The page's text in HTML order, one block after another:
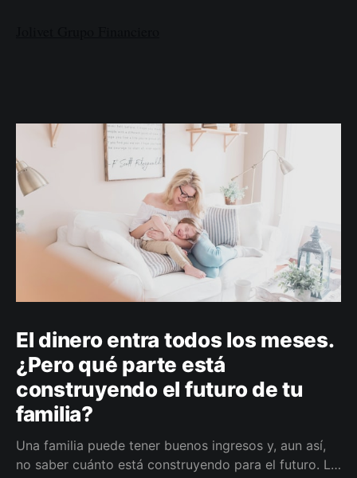
El dinero entra todos los meses.
¿Pero qué parte está
construyendo el futuro de tu
familia?
Una familia puede tener buenos ingresos y, aun así,
no saber cuánto está construyendo para el futuro. La